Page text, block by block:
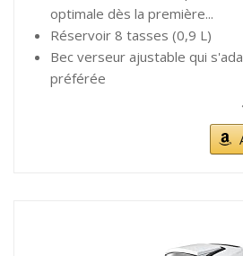
optimale dès la première...
Réservoir 8 tasses (0,9 L)
Bec verseur ajustable qui
préférée